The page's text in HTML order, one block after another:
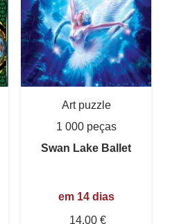
Art puzzle
1 000 peças
Swan Lake Ballet
em 14 dias
14,00 €